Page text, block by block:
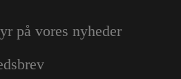
på vores nyheder